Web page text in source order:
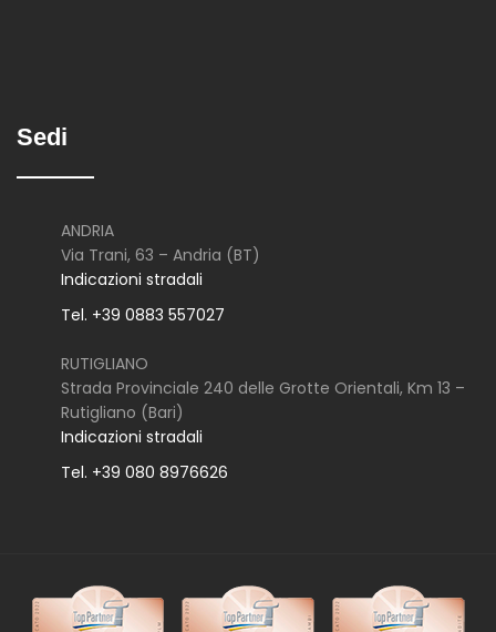
Sedi
ANDRIA
Via Trani, 63 – Andria (BT)
Indicazioni stradali
Tel. +39 0883 557027
RUTIGLIANO
Strada Provinciale 240 delle Grotte Orientali, Km 13 –
Rutigliano (Bari)
Indicazioni stradali
Tel. +39 080 8976626